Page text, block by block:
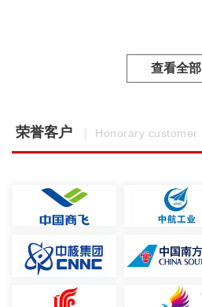
查看全部
荣誉客户 ｜ Honorary customer